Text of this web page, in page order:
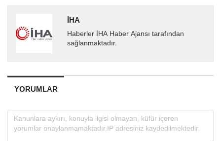
İHA
Haberler İHA Haber Ajansı tarafından
sağlanmaktadır.
YORUMLAR